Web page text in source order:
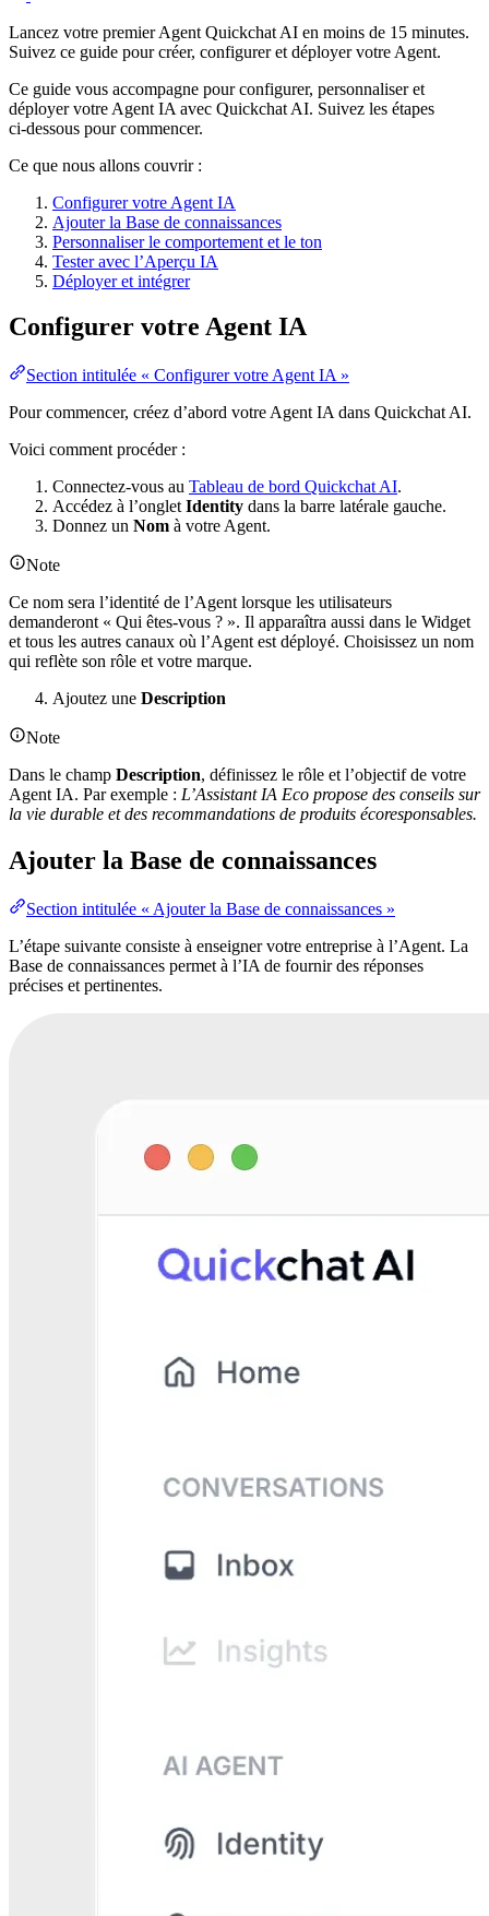
Lancez votre premier Agent Quickchat AI en moins de 15 minutes.
Suivez ce guide pour créer, configurer et déployer votre Agent.
Ce guide vous accompagne pour configurer, personnaliser et
déployer votre Agent IA avec Quickchat AI. Suivez les étapes
ci‑dessous pour commencer.
Ce que nous allons couvrir :
Configurer votre Agent IA
Ajouter la Base de connaissances
Personnaliser le comportement et le ton
Tester avec l’Aperçu IA
Déployer et intégrer
Configurer votre Agent IA
Section intitulée « Configurer votre Agent IA »
Pour commencer, créez d’abord votre Agent IA dans Quickchat AI.
Voici comment procéder :
Connectez-vous au Tableau de bord Quickchat AI.
Accédez à l’onglet Identity dans la barre latérale gauche.
Donnez un Nom à votre Agent.
Note
Ce nom sera l’identité de l’Agent lorsque les utilisateurs
demanderont « Qui êtes-vous ? ». Il apparaîtra aussi dans le Widget
et tous les autres canaux où l’Agent est déployé. Choisissez un nom
qui reflète son rôle et votre marque.
Ajoutez une Description
Note
Dans le champ Description, définissez le rôle et l’objectif de votre
Agent IA. Par exemple : L’Assistant IA Eco propose des conseils sur
la vie durable et des recommandations de produits écoresponsables.
Ajouter la Base de connaissances
Section intitulée « Ajouter la Base de connaissances »
L’étape suivante consiste à enseigner votre entreprise à l’Agent. La
Base de connaissances permet à l’IA de fournir des réponses
précises et pertinentes.